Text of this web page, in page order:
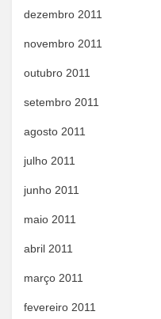
dezembro 2011
novembro 2011
outubro 2011
setembro 2011
agosto 2011
julho 2011
junho 2011
maio 2011
abril 2011
março 2011
fevereiro 2011